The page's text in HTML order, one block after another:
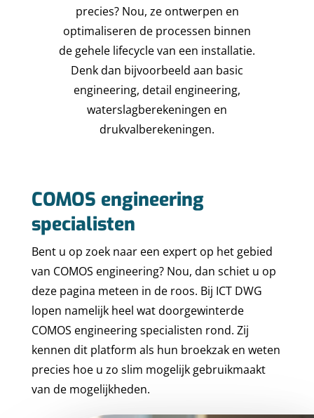
precies? Nou, ze ontwerpen en
optimaliseren de processen binnen
de gehele lifecycle van een installatie.
Denk dan bijvoorbeeld aan basic
engineering, detail engineering,
waterslagberekeningen en
drukvalberekeningen.
COMOS engineering
specialisten
Bent u op zoek naar een expert op het gebied
van COMOS engineering? Nou, dan schiet u op
deze pagina meteen in de roos. Bij ICT DWG
lopen namelijk heel wat doorgewinterde
COMOS engineering specialisten rond. Zij
kennen dit platform als hun broekzak en weten
precies hoe u zo slim mogelijk gebruikmaakt
van de mogelijkheden.